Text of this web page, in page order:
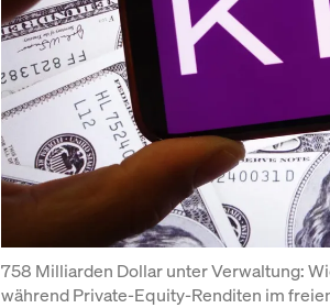
758 Milliarden Dollar unter Verwaltung:
während Private-Equity-Renditen im